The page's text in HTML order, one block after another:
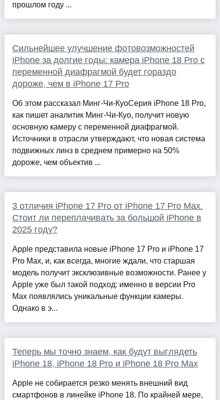
прошлом году ...
Сильнейшее улучшение фотовозможностей
iPhone за долгие годы: камера iPhone 18 Pro с
переменной диафрагмой будет гораздо
дороже, чем в iPhone 17 Pro
Об этом рассказал Минг-Чи-КуоСерия iPhone 18 Pro,
как пишет аналитик Минг-Чи-Куо, получит новую
основную камеру с переменной диафрагмой.
Источники в отрасли утверждают, что новая система
подвижных линз в среднем примерно на 50%
дороже, чем объектив ...
3 отличия iPhone 17 Pro от iPhone 17 Pro Max.
Стоит ли переплачивать за большой iPhone в
2025 году?
Apple представила новые iPhone 17 Pro и iPhone 17
Pro Max, и, как всегда, многие ждали, что старшая
модель получит эксклюзивные возможности. Ранее у
Apple уже был такой подход: именно в версии Pro
Max появлялись уникальные функции камеры.
Однако в э...
Теперь мы точно знаем, как будут выглядеть
iPhone 18, iPhone 18 Pro и iPhone 18 Pro Max
Apple не собирается резко менять внешний вид
смартфонов в линейке iPhone 18. По крайней мере,